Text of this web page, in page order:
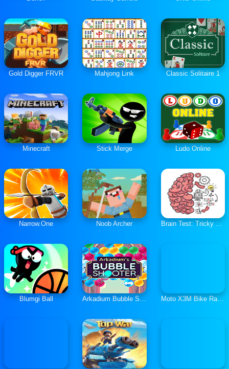
Gold Digger FRVR Mahjong Link Classic Solitaire 1
Minecraft Stick Merge Ludo Online
Narrow.One Noob Archer Brain Test: Tricky Puzzles
Blumgi Ball Arkadium Bubble Shooter Moto X3M Bike Race Game